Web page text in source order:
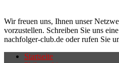
Wir freuen uns, Ihnen unser
vorzustellen. Schreiben Sie uns
nachfolger-club.de oder rufen Sie
Startseite